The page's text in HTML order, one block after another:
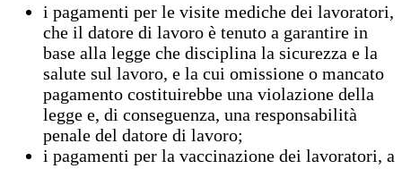
i pagamenti per le visite mediche dei lavoratori,
che il datore di lavoro è tenuto a garantire in
base alla legge che disciplina la sicurezza e la
salute sul lavoro, e la cui omissione o mancato
pagamento costituirebbe una violazione della
legge e, di conseguenza, una responsabilità
penale del datore di lavoro;
i pagamenti per la vaccinazione dei lavoratori, a